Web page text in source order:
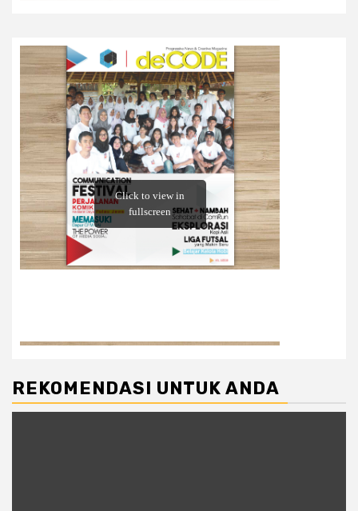
REKOMENDASI UNTUK ANDA